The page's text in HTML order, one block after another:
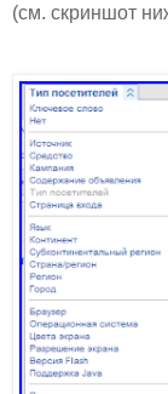
(см. скриншот